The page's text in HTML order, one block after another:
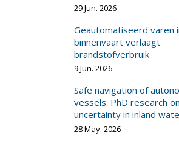
29 Jun. 2026
Geautomatiseerd varen
binnenvaart verlaagt
brandstofverbruik
9 Jun. 2026
Safe navigation of
vessels: PhD research on
uncertainty in inland
28 May. 2026